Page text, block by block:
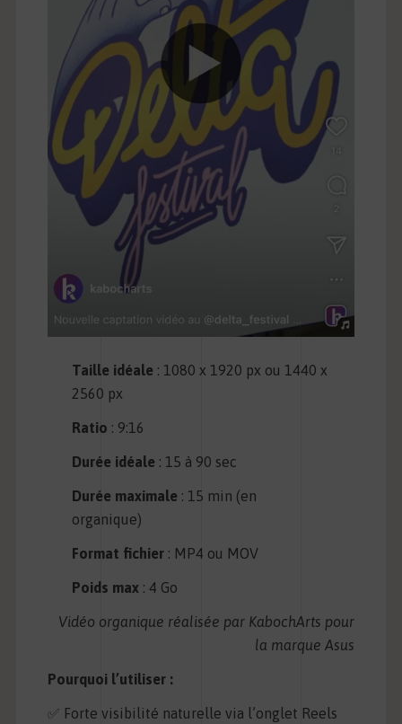
Taille idéale : 1080 x 1920 px ou 1440 x
2560 px
Ratio : 9:16
Durée idéale : 15 à 90 sec
Durée maximale : 15 min (en
organique)
Format fichier : MP4 ou MOV
Poids max : 4 Go
Vidéo organique réalisée par KabochArts pour
la marque Asus
Pourquoi l’utiliser :
✅ Forte visibilité naturelle via l’onglet Reels